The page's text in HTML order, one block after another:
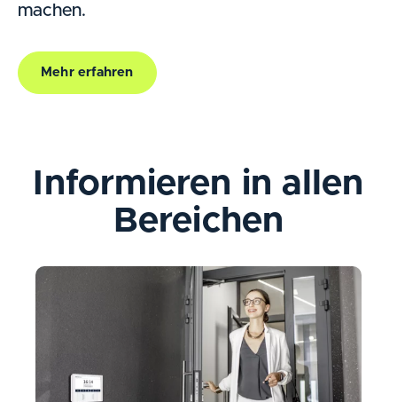
machen.
Mehr erfahren
Informieren in allen
Bereichen